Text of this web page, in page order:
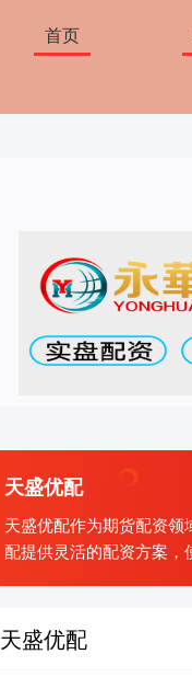
首页
天盛优配
天盛优配作为期货配资
配提供灵活的配资方案，
天盛优配